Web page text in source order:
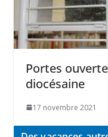
Portes
diocésaine
17 novembre 2021